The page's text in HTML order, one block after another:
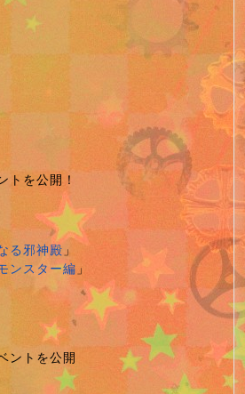
トを公開！
る邪神殿」
ンスター編」
ントを公開